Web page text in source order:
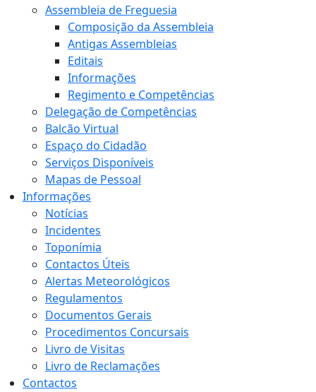
Assembleia de Freguesia
Composição da Assembleia
Antigas Assembleias
Editais
Informações
Regimento e Competências
Delegação de Competências
Balcão Virtual
Espaço do Cidadão
Serviços Disponíveis
Mapas de Pessoal
Informações
Notícias
Incidentes
Toponímia
Contactos Úteis
Alertas Meteorológicos
Regulamentos
Documentos Gerais
Procedimentos Concursais
Livro de Visitas
Livro de Reclamações
Contactos